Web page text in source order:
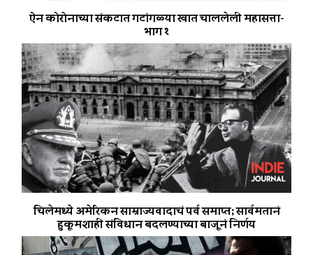
ऐन कोरोनाच्या संकटात गटांगळ्या खात चाललेली महासत्ता-
भाग १
चिलेमध्ये अमेरिकन साम्राज्यवादाचं पर्व समाप्त; सार्वमतानं
हुकूमशाही संविधान बदलण्याच्या बाजूनं निर्णय